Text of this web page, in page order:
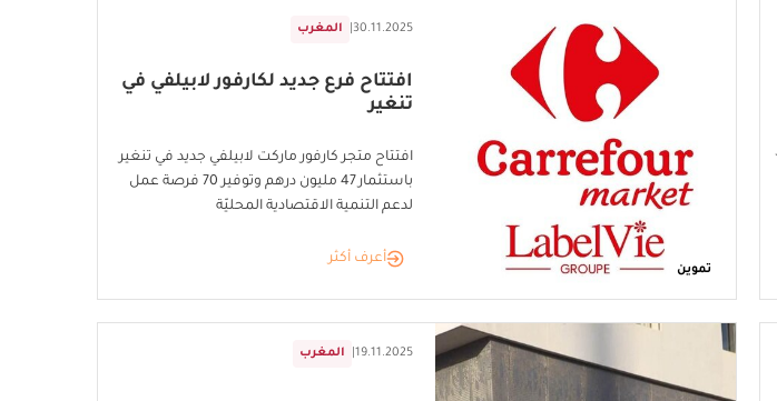
تموين
المغرب 30.11.2025
افتتاح فرع جديد لكارفور لابيلفي في
تنغير
افتتاح متجر كارفور ماركت لابيلفي جديد في تنغير
باستثمار 47 مليون درهم وتوفير 70 فرصة عمل
لدعم التنمية الاقتصادية المحليّة
أعرف أكثر
المغرب 19.11.2025